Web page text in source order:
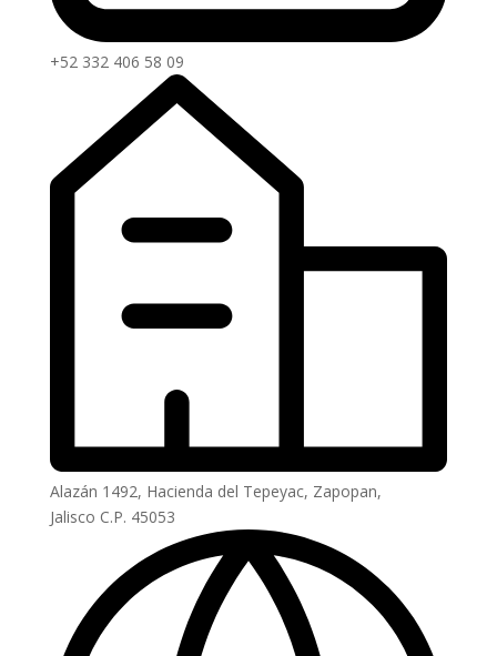
+52 332 406 58 09
Alazán 1492, Hacienda del Tepeyac, Zapopan,
Jalisco C.P. 45053